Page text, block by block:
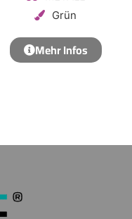
Grün
Mehr Infos